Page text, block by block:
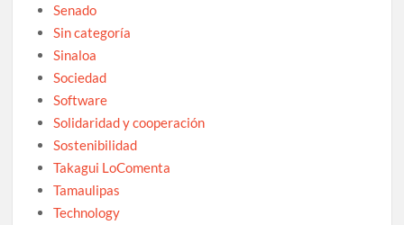
Senado
Sin categoría
Sinaloa
Sociedad
Software
Solidaridad y cooperación
Sostenibilidad
Takagui LoComenta
Tamaulipas
Technology